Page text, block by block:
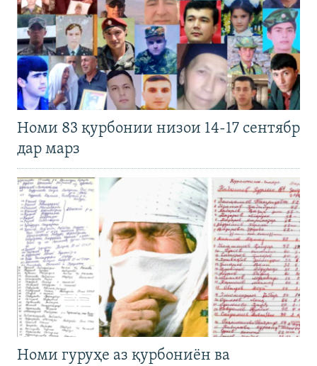
Номи 83 қурбонии низои 14-17 сентябр
дар марз
Номи гуруҳе аз қурбониён ва